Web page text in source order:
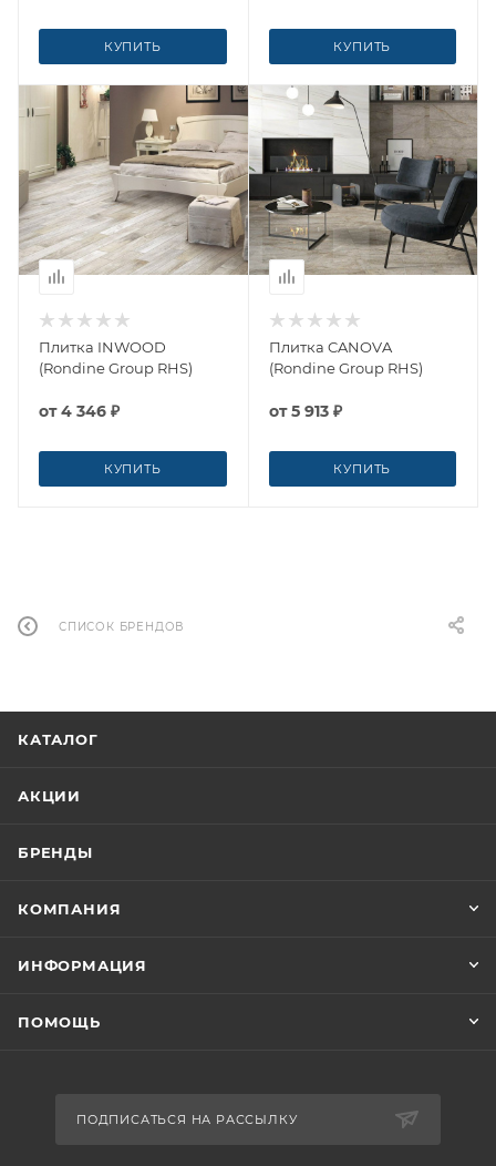
КУПИТЬ КУПИТЬ
Плитка INWOOD
(Rondine Group RHS)
от4 346 ₽
КУПИТЬ
Плитка CANOVA
(Rondine Group RHS)
от5 913 ₽
КУПИТЬ
СПИСОК БРЕНДОВ
КАТАЛОГ
АКЦИИ
БРЕНДЫ
КОМПАНИЯ
ИНФОРМАЦИЯ
ПОМОЩЬ
ПОДПИСАТЬСЯ НА РАССЫЛКУ